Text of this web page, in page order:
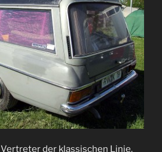
der klassischen Linie.